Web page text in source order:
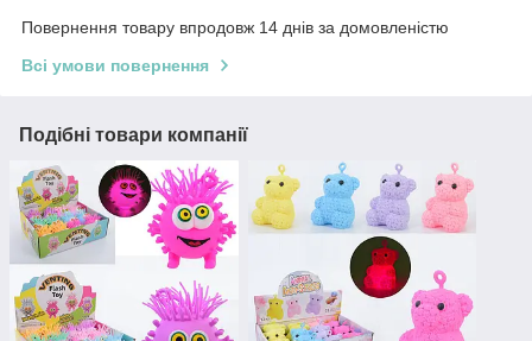
Повернення товару впродовж 14 днів за домовленістю
Всі умови повернення
Подібні товари компанії